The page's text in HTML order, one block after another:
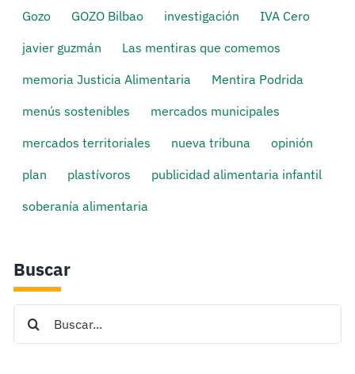
Gozo GOZO Bilbao investigación
IVA Cero
javier guzmán
Las mentiras que comemos
memoria Justicia Alimentaria
Mentira Podrida
menús sostenibles
mercados municipales
mercados territoriales
nueva tribuna
opinión
plan
plastívoros
publicidad alimentaria infantil
soberanía alimentaria
Buscar
Search
for: